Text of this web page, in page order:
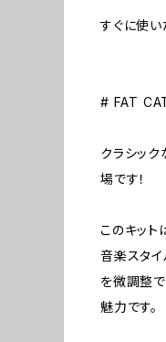
すぐに使い
# FAT CAT
クラシッ
場です！
このキット
音楽スタイ
を微調整
魅力です。